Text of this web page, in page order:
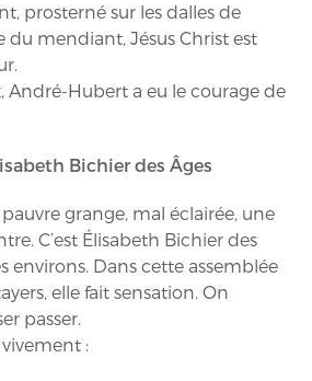
prosterné sur les dalles de
du mendiant, Jésus Christ est
André-Hubert a eu le courage de
Bichier des Âges
grange, mal éclairée, une
C’est Élisabeth Bichier des
environs. Dans cette assemblée
elle fait sensation. On
passer.
: